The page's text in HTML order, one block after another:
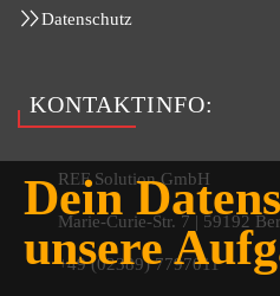
Datenschutz
KONTAKTINFO:
REF Solution GmbH
Marie-Curie-Str. 7 | 59192
+49 (02389) 7797011
Dein
unsere